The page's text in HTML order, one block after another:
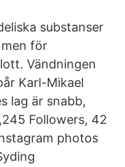
substanser
för
Vändningen
Karl-Mikael
lag är snabb,
Followers, 42
photos